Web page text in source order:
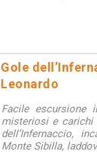
Gole
Leonardo
Facile escursione
misteriosi e carichi
dell’Infernaccio,
Monte Sibilla,